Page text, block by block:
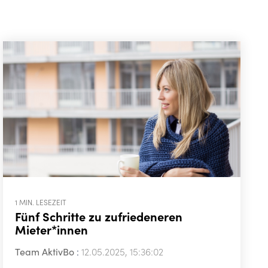
1 MIN. LESEZEIT
Fünf Schritte zu zufriedeneren
Mieter*innen
Team AktivBo: 12.05.2025, 15:36:02